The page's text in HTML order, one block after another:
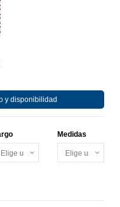
y disponibilidad
Medidas